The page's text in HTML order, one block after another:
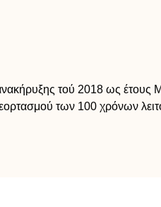
τού 2018 ως
των 100 χρόνων